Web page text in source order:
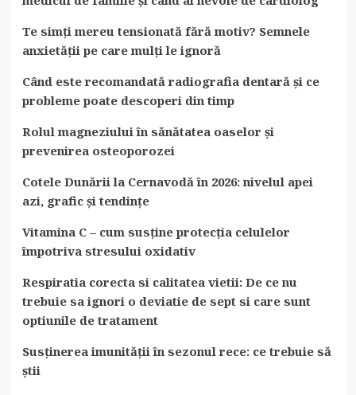
Te simți mereu tensionată fără motiv? Semnele
anxietății pe care mulți le ignoră
Când este recomandată radiografia dentară și ce
probleme poate descoperi din timp
Rolul magneziului în sănătatea oaselor și
prevenirea osteoporozei
Cotele Dunării la Cernavodă în 2026: nivelul apei
azi, grafic și tendințe
Vitamina C – cum susține protecția celulelor
împotriva stresului oxidativ
Respiratia corecta si calitatea vietii: De ce nu
trebuie sa ignori o deviatie de sept si care sunt
optiunile de tratament
Susținerea imunității în sezonul rece: ce trebuie să
știi